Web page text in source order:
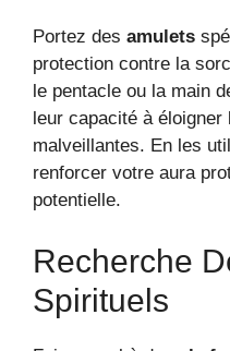
Portez des amulets
protection contre la
le pentacle ou la main
leur capacité à éloigner
malveillantes. En les
renforcer votre aura
potentielle.
Recherche
Spirituels